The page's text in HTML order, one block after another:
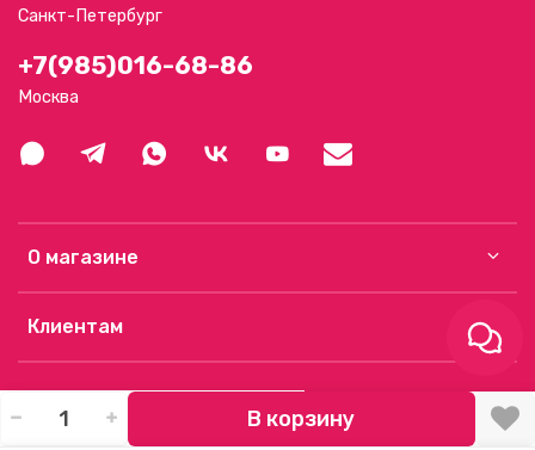
В корзину
О магазине
Клиентам
Санкт-Петербург
+7(985)016-68-86
Москва